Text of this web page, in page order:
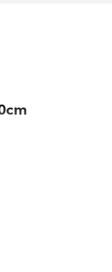
do conforto. Com
molas para garantir
maciez e durabilidade.